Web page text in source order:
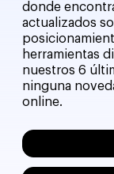
donde
actualizados
herramientas
nuestros 6
ninguna
online.